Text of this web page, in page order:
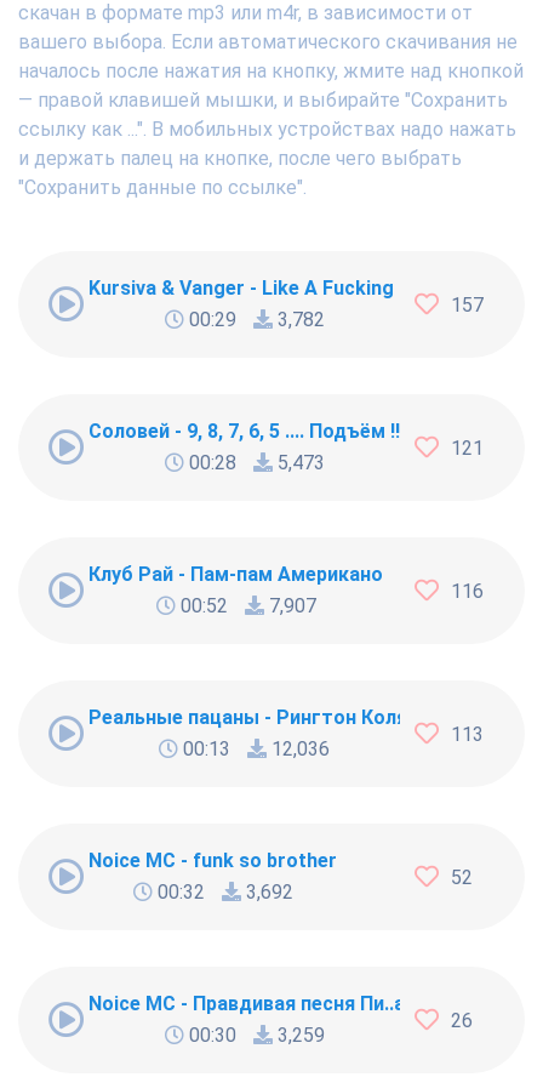
скачан в формате mp3 или m4r, в зависимости от
вашего выбора. Если автоматического скачивания не
началось после нажатия на кнопку, жмите над кнопкой
— правой клавишей мышки, и выбирайте "Сохранить
ссылку как ...". В мобильных устройствах надо нажать
и держать палец на кнопке, после чего выбрать
"Сохранить данные по ссылке".
Kursiva & Vanger - Like A Fucking Newbie
00:29
3,782
157
Соловей - 9, 8, 7, 6, 5 .... Подъём !!!
00:28
5,473
121
Клуб Рай - Пам-пам Американо
00:52
7,907
116
Реальные пацаны - Рингтон Коляна
00:13
12,036
113
Noice MC - funk so brother
00:32
3,692
52
Noice MC - Правдивая песня Пи..абола
00:30
3,259
26